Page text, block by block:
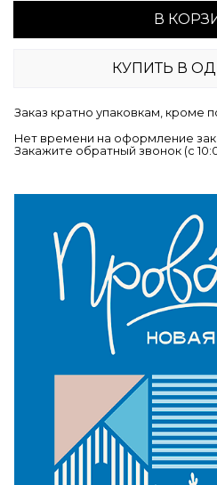
В
КУПИТЬ В
Заказ кратно упаковкам, кроме
Нет времени на оформление
Закажите обратный звонок (c